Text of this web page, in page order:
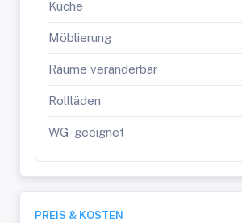
Küche
Möblierung
Räume veränderbar
Rollläden
WG-geeignet
PREIS & KOSTEN